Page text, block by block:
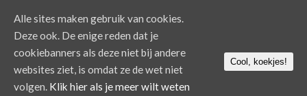
Alle sites maken gebruik van cookies.
Deze ook. De enige reden dat je
cookiebanners als deze niet bij andere
websites ziet, is omdat ze de wet niet
volgen. Klik hier als je meer wilt weten
Cool, koekjes!